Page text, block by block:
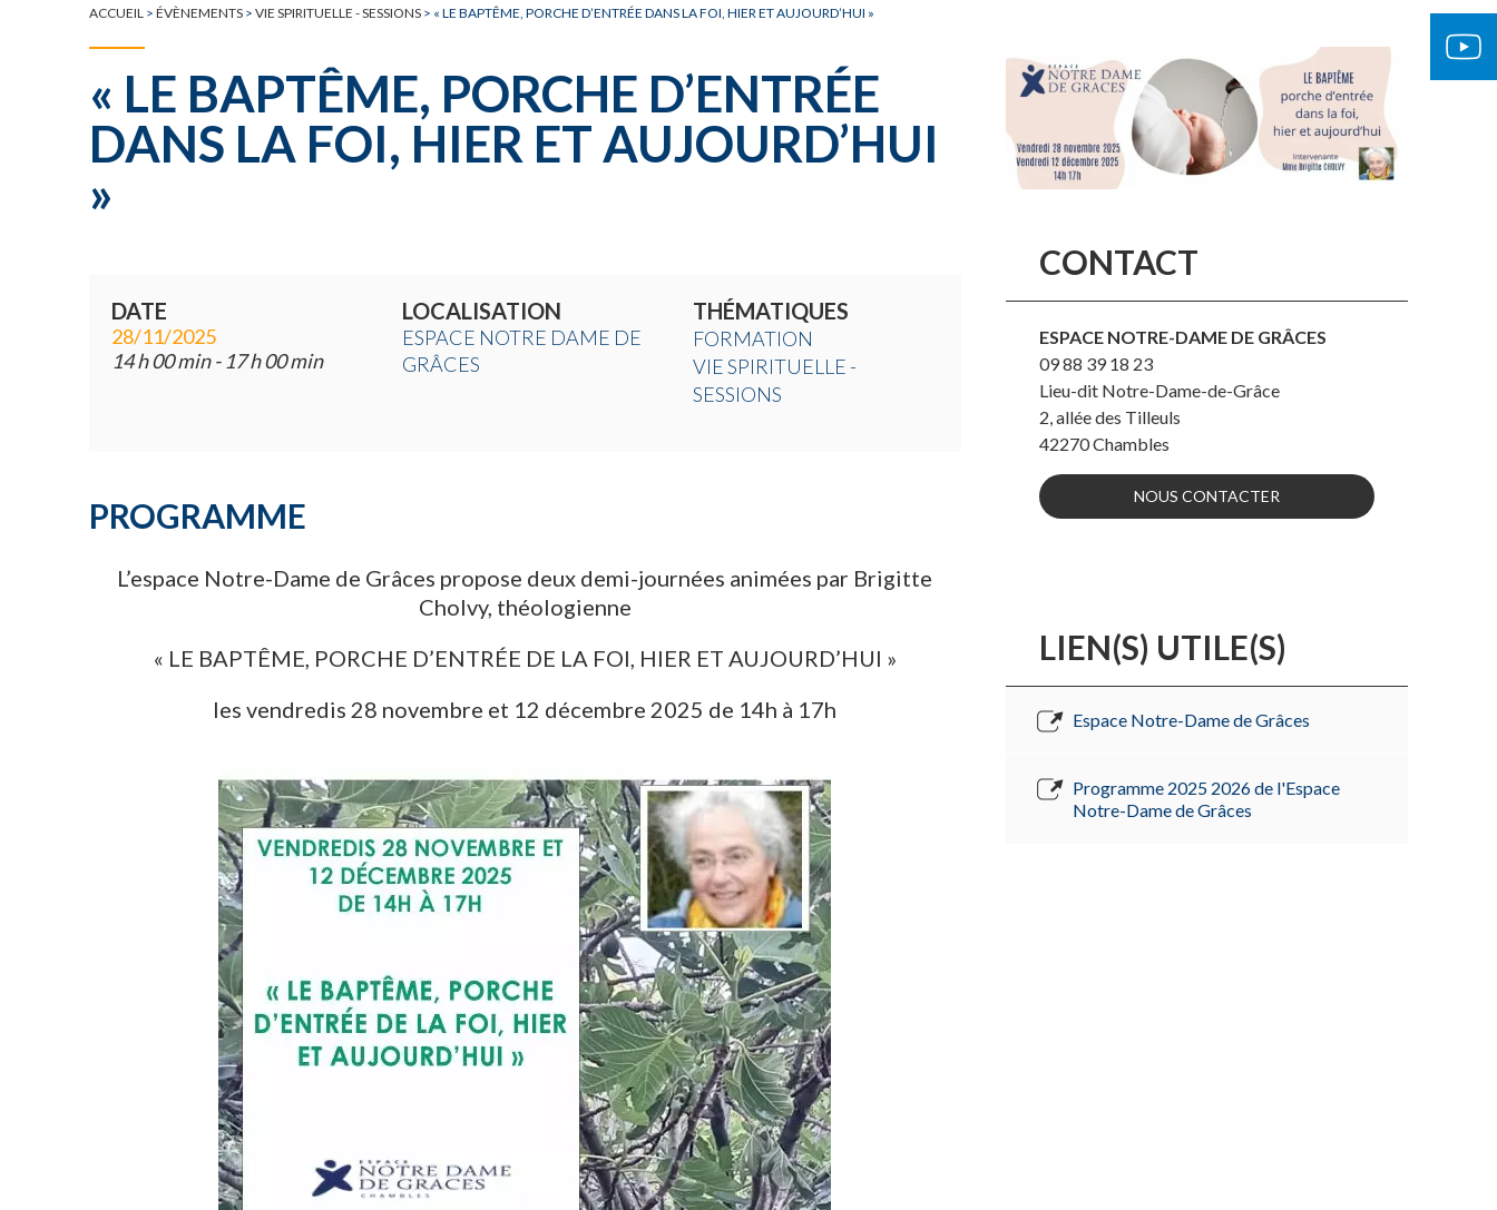
ACCUEIL > ÉVÈNEMENTS > VIE SPIRITUELLE - SESSIONS > « LE BAPTÊME, PORCHE D’ENTRÉE DANS LA FOI, HIER ET AUJOURD’HUI »
« LE BAPTÊME, PORCHE D’ENTRÉE
DANS LA FOI, HIER ET AUJOURD’HUI
»
DATE
28/11/2025
14 h 00 min - 17 h 00 min
LOCALISATION
ESPACE NOTRE DAME DE
GRÂCES
THÉMATIQUES
FORMATION
VIE SPIRITUELLE -
SESSIONS
PROGRAMME
L’espace Notre-Dame de Grâces propose deux demi-journées animées par Brigitte
Cholvy, théologienne
« LE BAPTÊME, PORCHE D’ENTRÉE DE LA FOI, HIER ET AUJOURD’HUI »
les vendredis 28 novembre et 12 décembre 2025 de 14h à 17h
CONTACT
ESPACE NOTRE-DAME DE GRÂCES
09 88 39 18 23
Lieu-dit Notre-Dame-de-Grâce
2, allée des Tilleuls
42270Chambles
NOUS CONTACTER
LIEN(S) UTILE(S)
Espace Notre-Dame de Grâces
Programme 2025 2026 de l'Espace
Notre-Dame de Grâces